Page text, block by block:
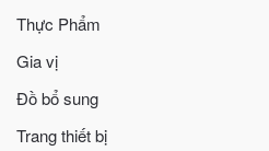
Thực Phẩm
Gia vị
Đồ bổ sung
Trang thiết bị